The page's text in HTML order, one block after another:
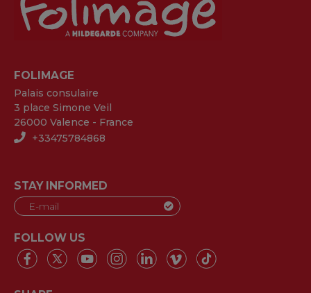
FOLIMAGE
Palais consulaire
3 place Simone Veil
26000 Valence - France
+33475784868
STAY INFORMED
FOLLOW US